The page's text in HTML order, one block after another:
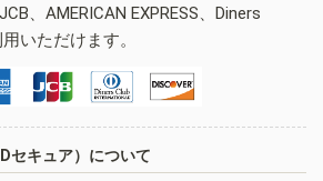
、AMERICAN EXPRESS、Diners
いただけます。
セキュア）について